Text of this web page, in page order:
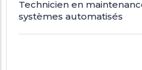
Technicien en
systèmes automatisés